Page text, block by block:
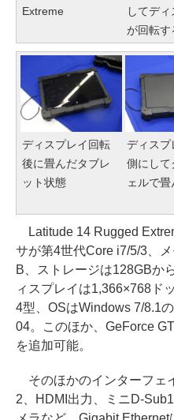
Extreme
してデ
が回転す
ディスプレイ回転
後に畳んだタブレ
ット状態
ディスプ
側にして
ェルで
Latitude 14 Rugged
サが第4世代Core i7/5/3、
B、ストレージは128GBか
ィスプレイは1,366×768ド
4型、OSはWindows 7/8.1
04。このほか、GeForce
を追加可能。
そのほかのインターフェ
2、HDMI出力、ミニD-